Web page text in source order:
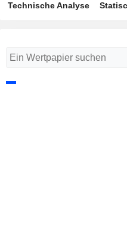
Technische Analyse